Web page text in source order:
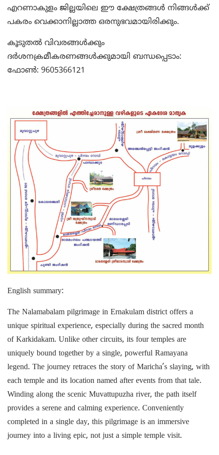
എറണാകുളം ജില്ലയിലെ ഈ ക്ഷേത്രങ്ങള്‍ നിങ്ങള്‍ക്ക്
പകരം വെക്കാനില്ലാത്ത ഒരനുഭവമായിരിക്കും.
കൂടുതല്‍ വിവരങ്ങള്‍ക്കും
ദര്‍ശനക്രമീകരണങ്ങള്‍ക്കുമായി ബന്ധപ്പെടാം:
ഫോണ്‍: 9605366121
English summary:
The Nalamabalam pilgrimage in Ernakulam district offers a
unique spiritual experience, especially during the sacred month
of Karkidakam. Unlike other circuits, its four temples are
uniquely bound together by a single, powerful Ramayana
legend. The journey retraces the story of Maricha’s slaying, with
each temple and its location named after events from that tale.
Winding along the scenic Muvattupuzha river, the path itself
provides a serene and calming experience. Conveniently
completed in a single day, this pilgrimage is an immersive
journey into a living epic, not just a simple temple visit.